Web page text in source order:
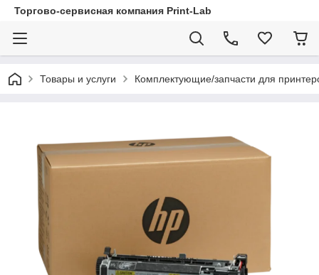
Торгово-сервисная компания Print-Lab
Товары и услуги Комплектующие/запчасти для